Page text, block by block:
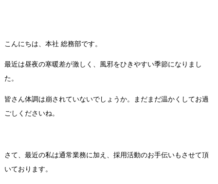
こんにちは、本社 総務部です。
最近は昼夜の寒暖差が激しく、風邪をひきやすい季節になりまし
た。
皆さん体調は崩されていないでしょうか。まだまだ温かくしてお過
ごしくださいね。
さて、最近の私は通常業務に加え、採用活動のお手伝いもさせて頂
いております。